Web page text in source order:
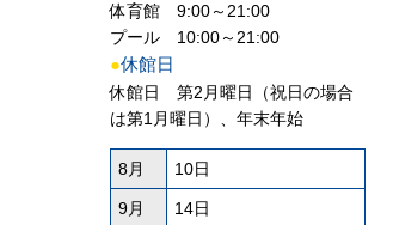
体育館 9:00～21:00
プール 10:00～21:00
●休館日
休館日 第2月曜日（祝日の場合
は第1月曜日）、年末年始
8月 10日
9月 14日